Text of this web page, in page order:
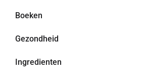
Boeken
Gezondheid
Ingredienten